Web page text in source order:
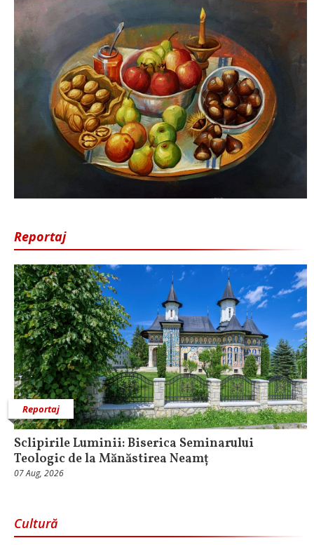
Reportaj
Reportaj
Sclipirile Luminii: Biserica Seminarului
Teologic de la Mănăstirea Neamț
07 Aug, 2026
Cultură